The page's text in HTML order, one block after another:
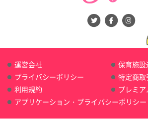
運営会社
保育施設
プライバシーポリシー
特定商
利用規約
プレミ
アプリケーション・プライバシーポリシー